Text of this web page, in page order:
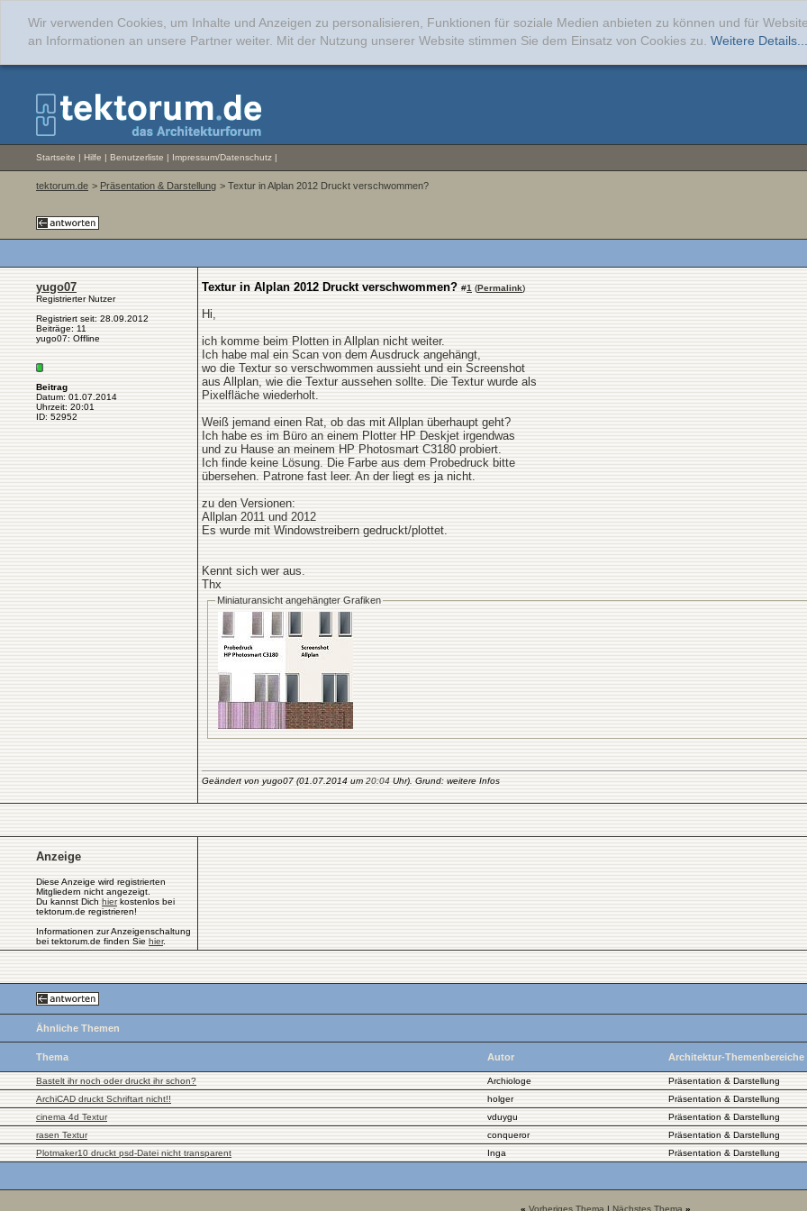
Wir verwenden Cookies, um Inhalte und Anzeigen zu personalisieren, Funktionen für soziale Medien anbieten zu können und für
an Informationen an unsere Partner weiter. Mit der Nutzung unserer Website stimmen Sie dem Einsatz von Cookies zu. Weitere Details...
Startseite | Hilfe | Benutzerliste | Impressum/Datenschutz |
tektorum.de > Präsentation & Darstellung > Textur in Alplan 2012 Druckt verschwommen?
yugo07
Registrierter Nutzer
Registriert seit: 28.09.2012
Beiträge: 11
yugo07: Offline
Beitrag
Datum: 01.07.2014
Uhrzeit: 20:01
ID: 52952
Textur in Alplan 2012 Druckt verschwommen? #1 (Permalink)
Hi,
ich komme beim Plotten in Allplan nicht weiter.
Ich habe mal ein Scan von dem Ausdruck angehängt,
wo die Textur so verschwommen aussieht und ein Screenshot
aus Allplan, wie die Textur aussehen sollte. Die Textur wurde als
Pixelfläche wiederholt.
Weiß jemand einen Rat, ob das mit Allplan überhaupt geht?
Ich habe es im Büro an einem Plotter HP Deskjet irgendwas
und zu Hause an meinem HP Photosmart C3180 probiert.
Ich finde keine Lösung. Die Farbe aus dem Probedruck bitte
übersehen. Patrone fast leer. An der liegt es ja nicht.
zu den Versionen:
Allplan 2011 und 2012
Es wurde mit Windowstreibern gedruckt/plottet.
Kennt sich wer aus.
Thx
Miniaturansicht angehängter Grafiken
Geändert von yugo07 (01.07.2014 um 20:04 Uhr). Grund: weitere Infos
Anzeige
Diese Anzeige wird registrierten
Mitgliedern nicht angezeigt.
Du kannst Dich hierkostenlos bei
tektorum.de registrieren!
Informationen zur Anzeigenschaltung
bei tektorum.de finden Sie hier.
Ähnliche Themen
Thema Autor Architektur-Themenbereiche
Bastelt ihr noch oder druckt ihr schon? Archiologe Präsentation & Darstellung
ArchiCAD druckt Schriftart nicht!!
holger Präsentation & Darstellung
cinema 4d Textur
vduygu Präsentation & Darstellung
rasen Textur
conqueror Präsentation & Darstellung
Plotmaker10 druckt psd-Datei nicht transparent
Inga Präsentation & Darstellung
« Vorheriges Thema | Nächstes Thema »